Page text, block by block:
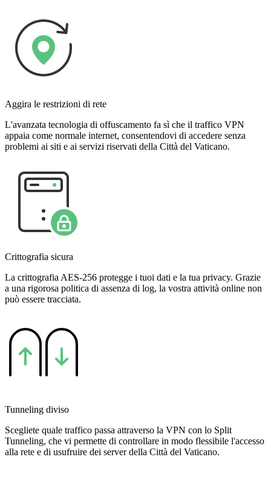
Aggira le restrizioni di rete
L'avanzata tecnologia di offuscamento fa sì che il traffico VPN
appaia come normale internet, consentendovi di accedere senza
problemi ai siti e ai servizi riservati della Città del Vaticano.
Crittografia sicura
La crittografia AES-256 protegge i tuoi dati e la tua privacy. Grazie
a una rigorosa politica di assenza di log, la vostra attività online non
può essere tracciata.
Tunneling diviso
Scegliete quale traffico passa attraverso la VPN con lo Split
Tunneling, che vi permette di controllare in modo flessibile l'accesso
alla rete e di usufruire dei server della Città del Vaticano.